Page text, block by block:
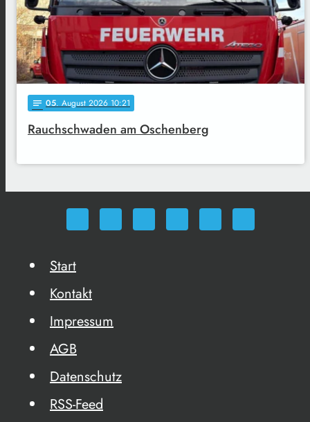
notes 05. August 2026 10:21
Rauchschwaden am Oschenberg
Start
Kontakt
Impressum
AGB
Datenschutz
RSS-Feed